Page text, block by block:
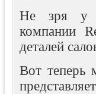
Не зря у
компании
деталей
Вот теперь